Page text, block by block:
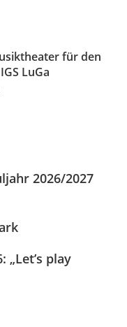
für den
LuGa
2026/2027
„Let’s play